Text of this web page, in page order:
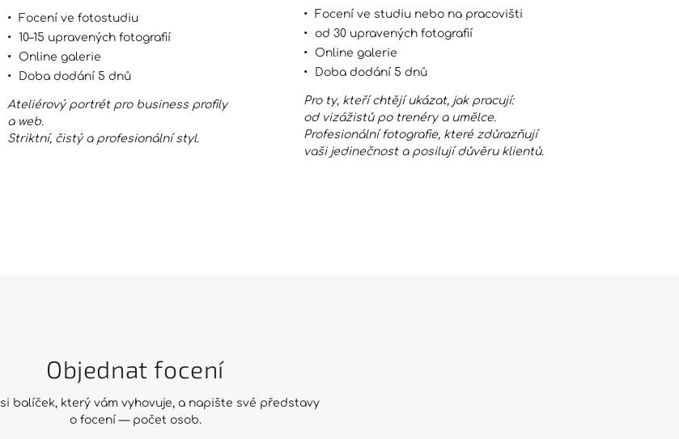
Focení ve fotostudiu
10–15 upravených fotografií
Online galerie
Doba dodání 5 dnů
Ateliérový portrét pro business profily
a web.
Striktní, čistý a profesionální styl.
Focení ve studiu nebo na pracovišti
od 30 upravených fotografií
Online galerie
Doba dodání 5 dnů
Pro ty, kteří chtějí ukázat, jak pracují:
od vizážistů po trenéry a umělce.
Profesionální fotografie, které zdůrazňují
vaši jedinečnost a posilují důvěru klientů.
Objednat focení
balíček, který vám vyhovuje, a napište své představy
o focení — počet osob.